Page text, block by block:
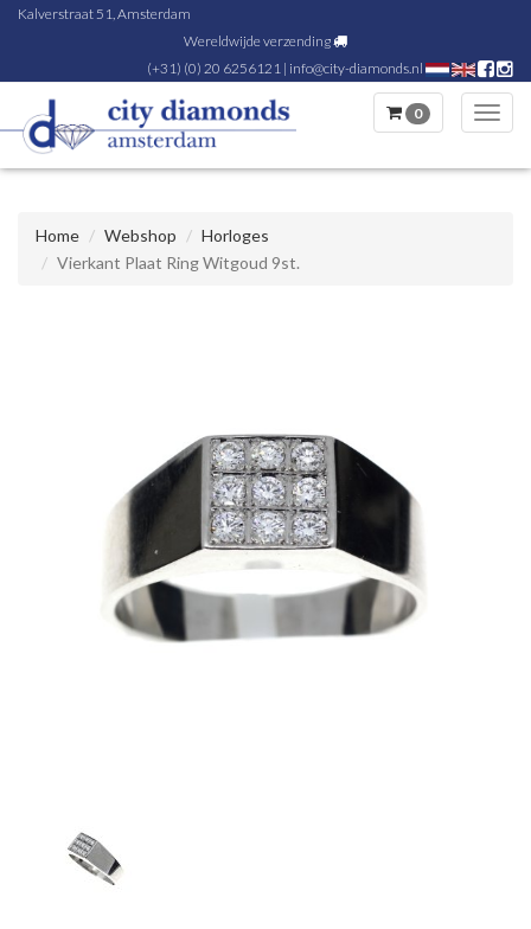
Kalverstraat 51, Amsterdam
Wereldwijde verzending
(+31) (0) 20 6256121 | info@city-diamonds.nl
0
Home Webshop
Horloges
Vierkant Plaat Ring Witgoud 9st.